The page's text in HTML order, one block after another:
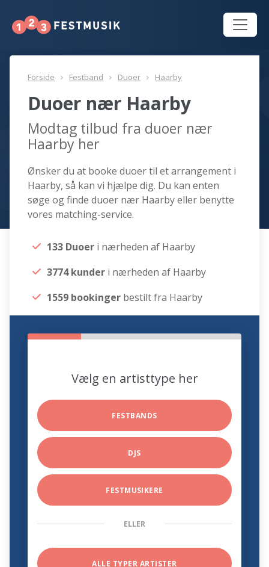
Forside Festband Duoer Haarby
Duoer nær Haarby
Modtag tilbud fra duoer nær
Haarby her
Ønsker du at booke duoer til et arrangement i
Haarby, så kan vi hjælpe dig. Du kan enten
søge og finde duoer nær Haarby eller benytte
vores matching-service.
133 Duoer i nærheden af Haarby
3774 kunder i nærheden af Haarby
1559 bookinger bestilt fra Haarby
Vælg en artisttype her
FESTBANDS
DJS
FESTMUSIKERE
ELLER
ALLE TYPER ARTISTER